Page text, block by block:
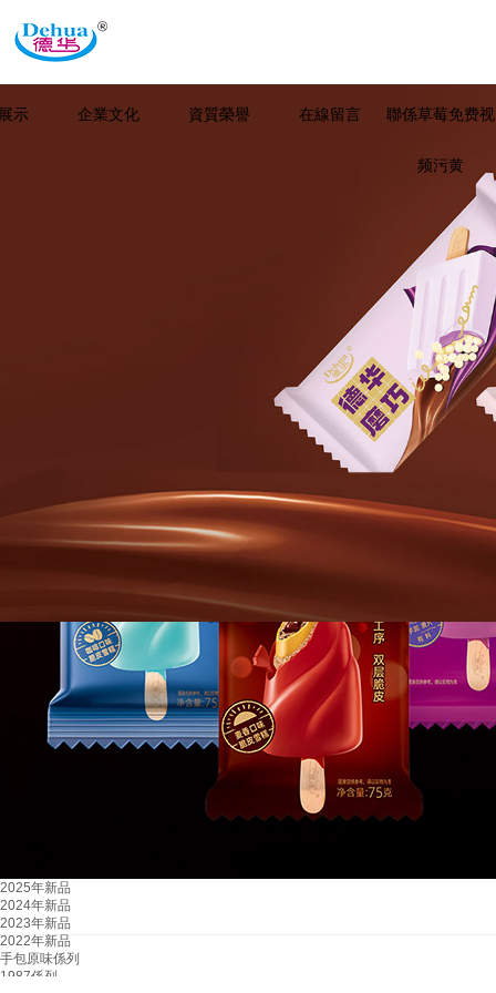
示 企業文化 資質榮譽 在線留言 聯係草莓免费视
频污黄
2025年新品
2024年新品
2023年新品
2022年新品
手包原味係列
1987係列